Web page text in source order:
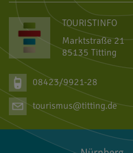
TOURISTINFO
Marktstraße 21
85135 Titting
08423/9921-28
tourismus@titting.de